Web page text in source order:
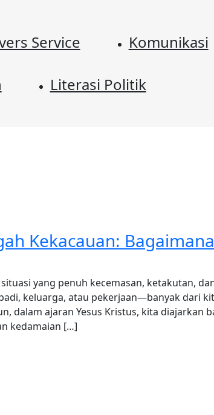
Service Komunikasi
Literasi Politik
Kekacauan:
yang penuh kecemasan, ketakutan,
keluarga, atau pekerjaan—banyak dari
dalam ajaran Yesus Kristus, kita diajarkan
kedamaian […]